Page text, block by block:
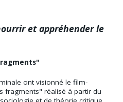
et appréhender le
ont visionné le film-
fragments" réalisé à partir du